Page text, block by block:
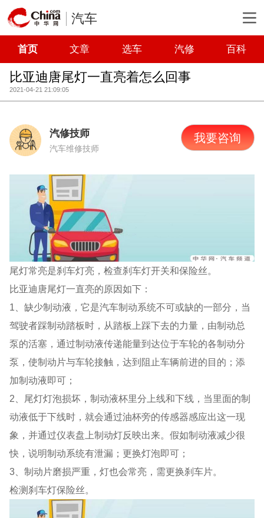
汽车
首页 文章 选车 汽修 百科
比亚迪唐尾灯一直亮着怎么回事
2021-04-21 21:09:05
汽修技师
汽车维修技师
我要咨询
尾灯常亮是刹车灯亮，检查刹车灯开关和保险丝。
比亚迪唐尾灯一直亮的原因如下：
1、缺少制动液，它是汽车制动系统不可或缺的一部分，当
驾驶者踩制动踏板时，从踏板上踩下去的力量，由制动总
泵的活塞，通过制动液传递能量到达位于车轮的各制动分
泵，使制动片与车轮接触，达到阻止车辆前进的目的；添
加制动液即可；
2、尾灯灯泡损坏，制动液杯里分上线和下线，当里面的制
动液低于下线时，就会通过油杯旁的传感器感应出这一现
象，并通过仪表盘上制动灯反映出来。假如制动液减少很
快，说明制动系统有泄漏；更换灯泡即可；
3、制动片磨损严重，灯也会常亮，需更换刹车片。
检测刹车灯保险丝。